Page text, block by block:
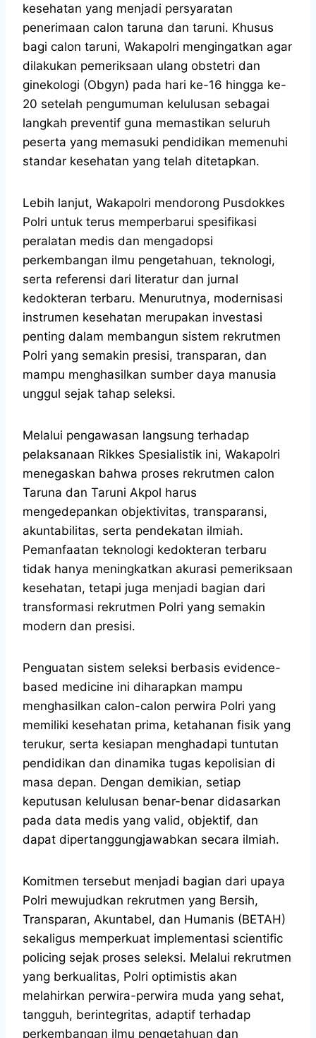
kesehatan yang menjadi persyaratan
penerimaan calon taruna dan taruni. Khusus
bagi calon taruni, Wakapolri mengingatkan agar
dilakukan pemeriksaan ulang obstetri dan
ginekologi (Obgyn) pada hari ke-16 hingga ke-
20 setelah pengumuman kelulusan sebagai
langkah preventif guna memastikan seluruh
peserta yang memasuki pendidikan memenuhi
standar kesehatan yang telah ditetapkan.
Lebih lanjut, Wakapolri mendorong Pusdokkes
Polri untuk terus memperbarui spesifikasi
peralatan medis dan mengadopsi
perkembangan ilmu pengetahuan, teknologi,
serta referensi dari literatur dan jurnal
kedokteran terbaru. Menurutnya, modernisasi
instrumen kesehatan merupakan investasi
penting dalam membangun sistem rekrutmen
Polri yang semakin presisi, transparan, dan
mampu menghasilkan sumber daya manusia
unggul sejak tahap seleksi.
Melalui pengawasan langsung terhadap
pelaksanaan Rikkes Spesialistik ini, Wakapolri
menegaskan bahwa proses rekrutmen calon
Taruna dan Taruni Akpol harus
mengedepankan objektivitas, transparansi,
akuntabilitas, serta pendekatan ilmiah.
Pemanfaatan teknologi kedokteran terbaru
tidak hanya meningkatkan akurasi pemeriksaan
kesehatan, tetapi juga menjadi bagian dari
transformasi rekrutmen Polri yang semakin
modern dan presisi.
Penguatan sistem seleksi berbasis evidence-
based medicine ini diharapkan mampu
menghasilkan calon-calon perwira Polri yang
memiliki kesehatan prima, ketahanan fisik yang
terukur, serta kesiapan menghadapi tuntutan
pendidikan dan dinamika tugas kepolisian di
masa depan. Dengan demikian, setiap
keputusan kelulusan benar-benar didasarkan
pada data medis yang valid, objektif, dan
dapat dipertanggungjawabkan secara ilmiah.
Komitmen tersebut menjadi bagian dari upaya
Polri mewujudkan rekrutmen yang Bersih,
Transparan, Akuntabel, dan Humanis (BETAH)
sekaligus memperkuat implementasi scientific
policing sejak proses seleksi. Melalui rekrutmen
yang berkualitas, Polri optimistis akan
melahirkan perwira-perwira muda yang sehat,
tangguh, berintegritas, adaptif terhadap
perkembangan ilmu pengetahuan dan